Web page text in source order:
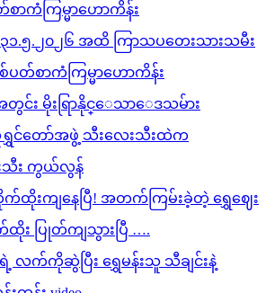
ကံကြမ္မာဟောကိန်း
၃၁.၅.၂၀၂၆ အထိ ကြာသပတေးသားသမီး
တ်စာကံကြမ္မာဟောကိန်း
တွင်း မိုးရြာနိုင္ေသာေဒသမ်ား
ရွှင်တော်အဖွဲ့ သီးလေးသီးထဲက
သီး ကွယ်လွန်
ထိုးကျနေပြီ! အတက်ကြမ်းခဲ့တဲ့ ရွှေဈေး
ထိုး ပြုတ်ကျသွားပြီ ….
လက်ကိုဆွဲပြီး ရွှေမန်းသူ သီချင်းနဲ့